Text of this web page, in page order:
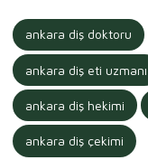
ankara diş doktoru
ankara diş eti uzmanı
ankara diş hekimi
ankara diş çekimi